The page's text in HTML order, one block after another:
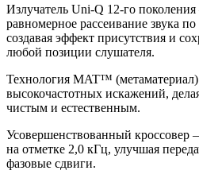
Излучатель Uni‑Q 12‑го поколения
равномерное рассеивание звука
создавая эффект присутствия и
любой позиции слушателя.
Технология MAT™ (метаматериал)
высокочастотных искажений,
чистым и естественным.
Усовершенствованный кроссовер
на отметке 2,0 кГц, улучшая
фазовые сдвиги.